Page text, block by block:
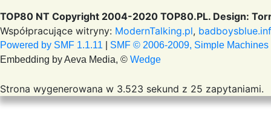
TOP80 NT Copyright 2004-2020 TOP80.PL. Design:
Współpracujące witryny: ModernTalking.pl,
Powered by SMF 1.1.11
SMF © 2006-2009, Simple Machines
Embedding by Aeva Media, © Wedge
Strona wygenerowana w 3.523 sekund z 25 zapytaniami.